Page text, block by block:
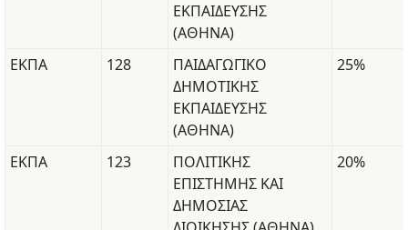
ΕΚΠΑΙΔΕΥΣΗΣ
(ΑΘΗΝΑ)
ΕΚΠΑ 128
ΠΑΙΔΑΓΩΓΙΚΟ
ΔΗΜΟΤΙΚΗΣ
ΕΚΠΑΙΔΕΥΣΗΣ
(ΑΘΗΝΑ)
25%
ΕΚΠΑ 123
ΠΟΛΙΤΙΚΗΣ
ΕΠΙΣΤΗΜΗΣ ΚΑΙ
ΔΗΜΟΣΙΑΣ
20%